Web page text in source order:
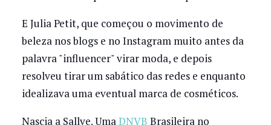
E Julia Petit, que começou o movimento de
beleza nos blogs e no Instagram muito antes da
palavra "influencer" virar moda, e depois
resolveu tirar um sabático das redes e enquanto
idealizava uma eventual marca de cosméticos.
Nascia a Sallve. UmaDNVB Brasileira no